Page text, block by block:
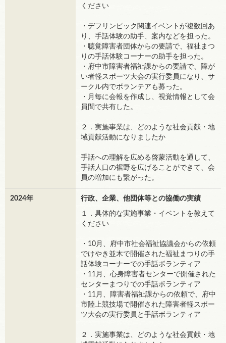
ください
・デフリンピック関連イベントが複数回あ
り、手話体験の助手、案内などを担った。
・聴覚障害者団体からの要請で、福祉まつ
りの手話体験コーナーの助手を担った。
・府中市障害者福祉課からの要請で、障が
い者軽スポーツ大会の実行委員になり、サ
ークル内でボランテアも募った。
・月毎に会報を作成し、視覚情報として会
員間で共有した。
２．実施事業は、どのような社会貢献・地
域貢献活動になりましたか
手話への理解を広める啓蒙活動を通して、
手話人口の裾野を広げることができて、会
員の増加にも繋がった。
2024年 行政、企業、他団体等との協働の実績
１．具体的な実施事業・イベントを教えて
ください
・10月、府中市社会福祉協議会からの依頼
でけやき並木で開催された福祉まつりの手
話体験コーナーでの手話ボランティア
・11月、心身障害者センターで開催された
センターまつりでの手話ボランティア
・11月、障害者福祉課からの依頼で、府中
市陸上競技場で開催された障害者軽スポー
ツ大会の実行委員と手話ボランティア
２．実施事業は、どのような社会貢献・地